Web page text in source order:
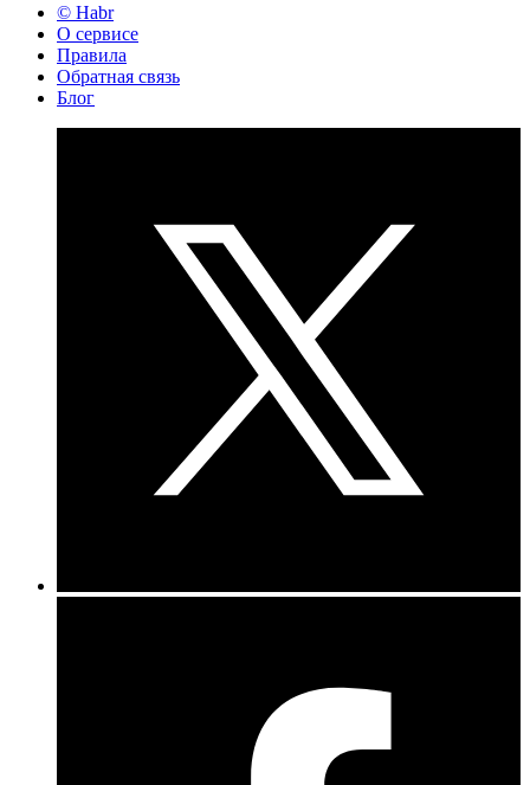
© Habr
О сервисе
Правила
Обратная связь
Блог